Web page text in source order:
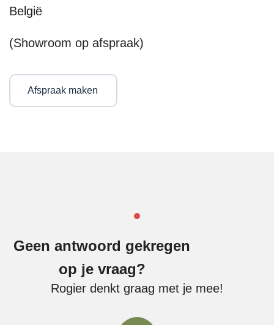
België
(Showroom op afspraak)
Afspraak maken
Geen antwoord gekregen
op je vraag?
Rogier denkt graag met je mee!